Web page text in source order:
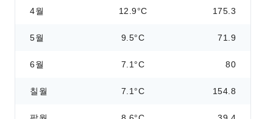
4월 12.9°C 175.3
5월 9.5°C 71.9
6월 7.1°C 80
칠월 7.1°C 154.8